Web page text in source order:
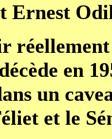
Ernest
en
un
et le